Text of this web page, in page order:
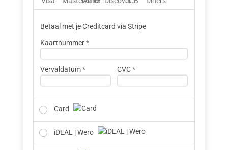
Betaal met je Creditcard via Stripe
Kaartnummer*
Vervaldatum* CVC*
Card
iDEAL | Wero